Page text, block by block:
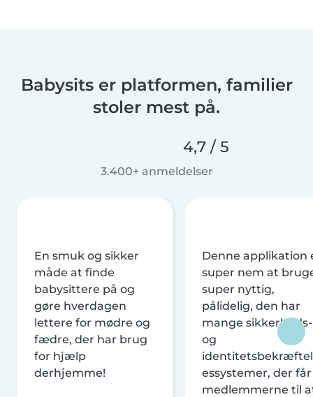
Babysits er platformen, familier
stoler mest på.
4,7 / 5
3.400+ anmeldelser
En smuk og sikker
måde at finde
babysittere på og
gøre hverdagen
lettere for mødre og
fædre, der har brug
for hjælp
derhjemme!
Denne applikation
super nem at
super nyttig,
pålidelig, den har
mange sikkerheds-
og
essystemer, der får
medlemmerne til